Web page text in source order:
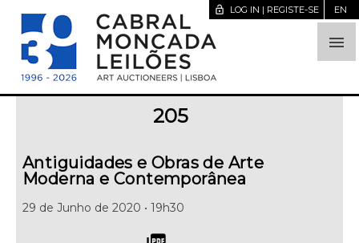

lock_open LOG IN | REGISTE-SE EN
205
Antiguidades e Obras de Arte
Moderna e Contemporânea
29 de Junho de 2020 • 19h30